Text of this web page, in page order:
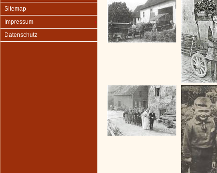
Sitemap
Impressum
Datenschutz